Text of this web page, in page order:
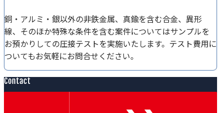
銅・アルミ・銀以外の非鉄金属、真鍮を含む合金、異形
線、そのほか特殊な条件を含む案件についてはサンプルを
お預かりしての圧接テストを実施いたします。テスト費用に
ついてもお気軽にお問合せください。
Contact